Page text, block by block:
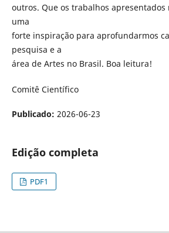
outros. Que os trabalhos apresentados
uma
forte inspiração para aprofundarmos
pesquisa e a
área de Artes no Brasil. Boa leitura!
Comitê Científico
Publicado: 2026-06-23
Edição completa
PDF1